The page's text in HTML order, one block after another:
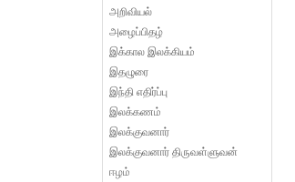
அறிவியல்
அழைப்பிதழ்
இக்கால இலக்கியம்
இதழுரை
இந்தி எதிர்ப்பு
இலக்கணம்
இலக்குவனார்
இலக்குவனார் திருவள்ளுவன்
ஈழம்